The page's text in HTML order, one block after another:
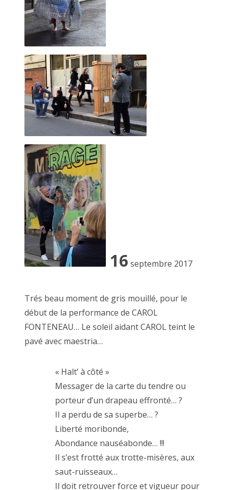
16 septembre 2017
Trés beau moment de gris mouillé, pour le
début de la performance de CAROL
FONTENEAU… Le soleil aidant CAROL teint le
pavé avec maestria…
« Halt’ à côté »
Messager de la carte du tendre ou
porteur d’un drapeau effronté… ?
Il a perdu de sa superbe… ?
Liberté moribonde,
Abondance nauséabonde… !!!
Il s’est frotté aux trotte-misères, aux
saut-ruisseaux…
Il doit retrouver force et vigueur pour
2 mai 2015, MARCEL ROGER et JF Le
la Désarmée Espagnole, JUAN CRUZ